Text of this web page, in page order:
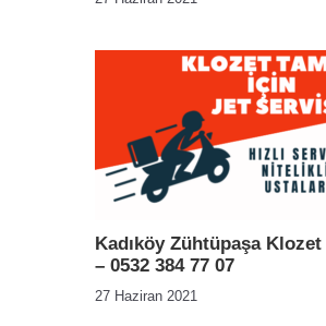
Kadıköy Zühtüpaşa
– 0532 384 77 07
27 Haziran 2021